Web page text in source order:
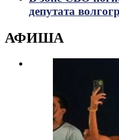
депутата
АФИША